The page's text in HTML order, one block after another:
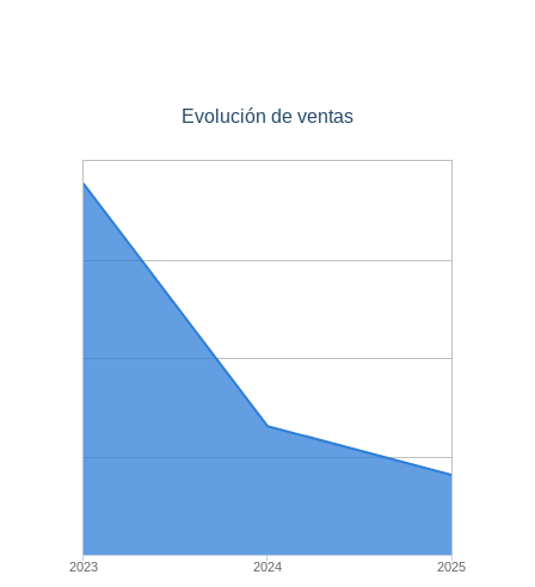
Evolución de ventas
2023 2024 2025